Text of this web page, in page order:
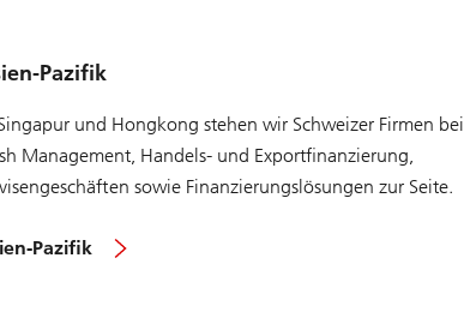
Pazifik
und Hongkong stehen wir Schweizer Firmen bei
Management, Handels- und Exportfinanzierung,
sowie Finanzierungslösungen zur Seite.
Pazifik